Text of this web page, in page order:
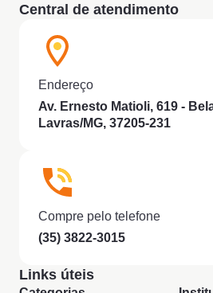
Central de atendimento
Endereço
Av. Ernesto Matioli, 619 -
Lavras/MG, 37205-231
Compre pelo telefone
(35) 3822-3015
Links úteis